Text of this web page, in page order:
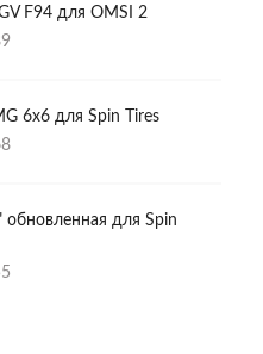
F94 для OMSI 2
6x6 для Spin Tires
для Spin